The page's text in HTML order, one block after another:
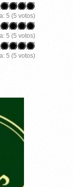
5 (5 votos)
5 (5 votos)
5 (5 votos)